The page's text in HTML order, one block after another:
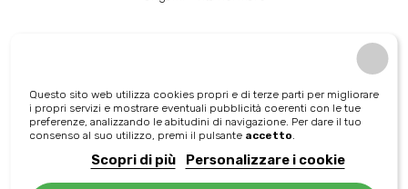
Questo sito web utilizza cookies propri e di terze parti per migliorare
i propri servizi e mostrare eventuali pubblicità coerenti con le tue
preferenze, analizzando le abitudini di navigazione. Per dare il tuo
consenso al suo utilizzo, premi il pulsante accetto
Scopri di più Personalizzare i cookie